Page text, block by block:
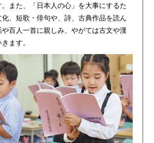
また、「日本人の心」を大事にするた
、短歌・俳句や、詩、古典作品を読ん
百人一首に親しみ、やがては古文や漢
ます。